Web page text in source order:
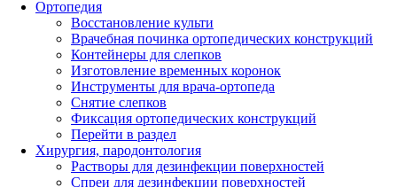
Ортопедия
Восстановление культи
Врачебная починка ортопедических конструкций
Контейнеры для слепков
Изготовление временных коронок
Инструменты для врача-ортопеда
Снятие слепков
Фиксация ортопедических конструкций
Перейти в раздел
Хирургия, пародонтология
Растворы для дезинфекции поверхностей
Спреи для дезинфекции поверхностей